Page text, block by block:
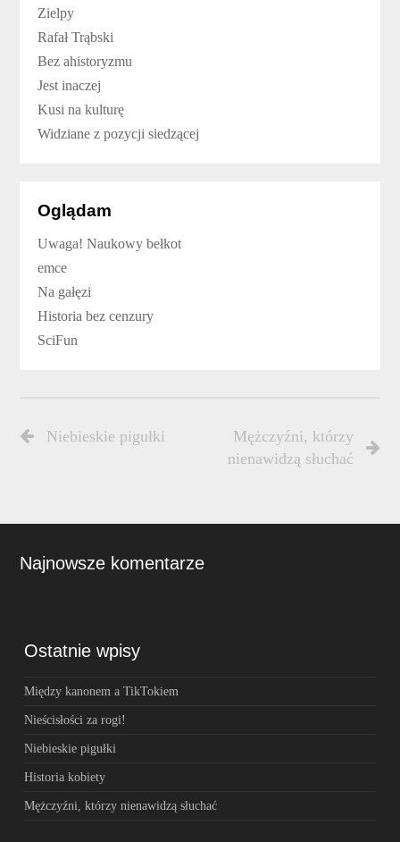
Zielpy
Rafał Trąbski
Bez ahistoryzmu
Jest inaczej
Kusi na kulturę
Widziane z pozycji siedzącej
Oglądam
Uwaga! Naukowy bełkot
emce
Na gałęzi
Historia bez cenzury
SciFun
Niebieskie pigułki
Mężczyźni, którzy
nienawidzą słuchać
Najnowsze komentarze
Ostatnie wpisy
Między kanonem a TikTokiem
Nieścisłości za rogi!
Niebieskie pigułki
Historia kobiety
Mężczyźni, którzy nienawidzą słuchać